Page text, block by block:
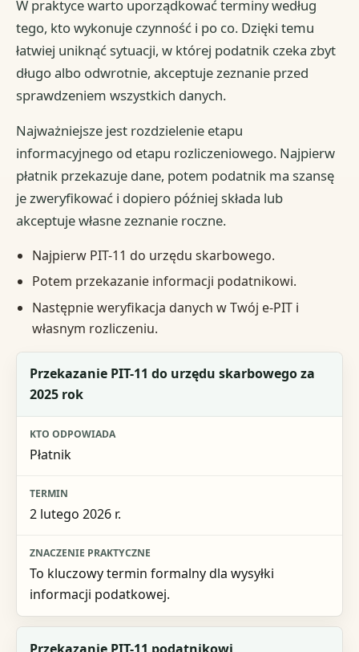
W praktyce warto uporządkować terminy według
tego, kto wykonuje czynność i po co. Dzięki temu
łatwiej uniknąć sytuacji, w której podatnik czeka zbyt
długo albo odwrotnie, akceptuje zeznanie przed
sprawdzeniem wszystkich danych.
Najważniejsze jest rozdzielenie etapu
informacyjnego od etapu rozliczeniowego. Najpierw
płatnik przekazuje dane, potem podatnik ma szansę
je zweryfikować i dopiero później składa lub
akceptuje własne zeznanie roczne.
Najpierw PIT-11 do urzędu skarbowego.
Potem przekazanie informacji podatnikowi.
Następnie weryfikacja danych w Twój e-PIT i
własnym rozliczeniu.
Czynność
Przekazanie PIT-11 do urzędu skarbowego za
2025 rok
Płatnik
2 lutego 2026 r.
To kluczowy termin formalny dla wysyłki
informacji podatkowej.